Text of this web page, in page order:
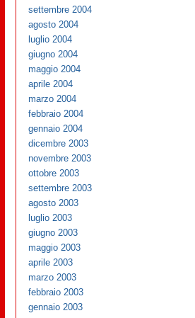
settembre 2004
agosto 2004
luglio 2004
giugno 2004
maggio 2004
aprile 2004
marzo 2004
febbraio 2004
gennaio 2004
dicembre 2003
novembre 2003
ottobre 2003
settembre 2003
agosto 2003
luglio 2003
giugno 2003
maggio 2003
aprile 2003
marzo 2003
febbraio 2003
gennaio 2003